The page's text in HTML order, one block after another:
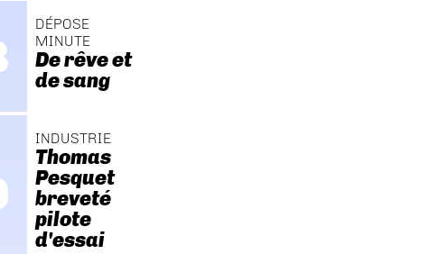
DÉPOSE
MINUTE
De rêve et
de sang
INDUSTRIE
Thomas
Pesquet
breveté
pilote
d'essai